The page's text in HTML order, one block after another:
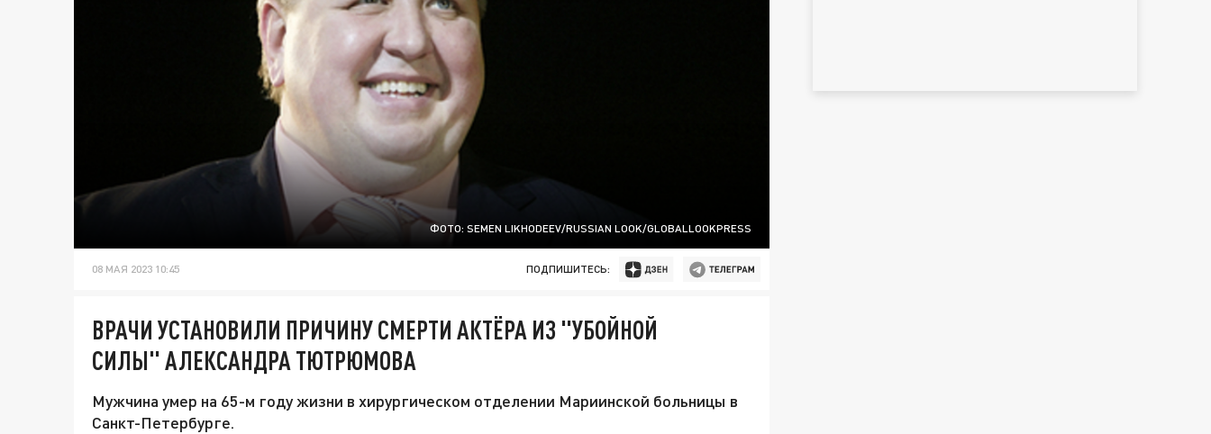
ФОТО: SEMEN LIKHODEEV/RUSSIAN LOOK/GLOBALLOOKPRESS
08 МАЯ 2023 10:45 ПОДПИШИТЕСЬ:
ВРАЧИ УСТАНОВИЛИ ПРИЧИНУ СМЕРТИ АКТЁРА ИЗ "УБОЙНОЙ
СИЛЫ" АЛЕКСАНДРА ТЮТРЮМОВА
Мужчина умер на 65-м году жизни в хирургическом отделении Мариинской больницы в
Санкт-Петербурге.